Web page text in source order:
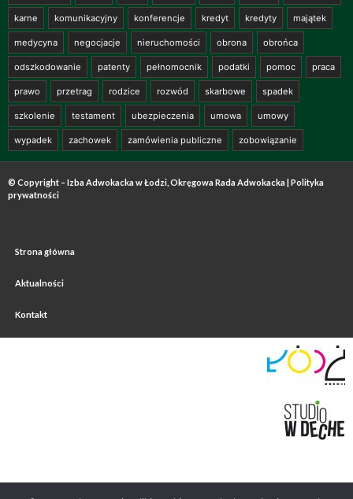
karne komunikacyjny konferencje kredyt kredyty majątek
medycyna negocjacje nieruchomości obrona obrońca
odszkodowanie patenty pełnomocnik podatki pomoc praca
prawo przetrag rodzice rozwód skarbowe spadek
szkolenie testament ubezpieczenia umowa umowy
wypadek zachowek zamówienia publiczne zobowiązanie
© Copyright – Izba Adwokacka w Łodzi, Okręgowa Rada Adwokacka | Polityka
prywatności
Strona główna
Aktualności
Kontakt